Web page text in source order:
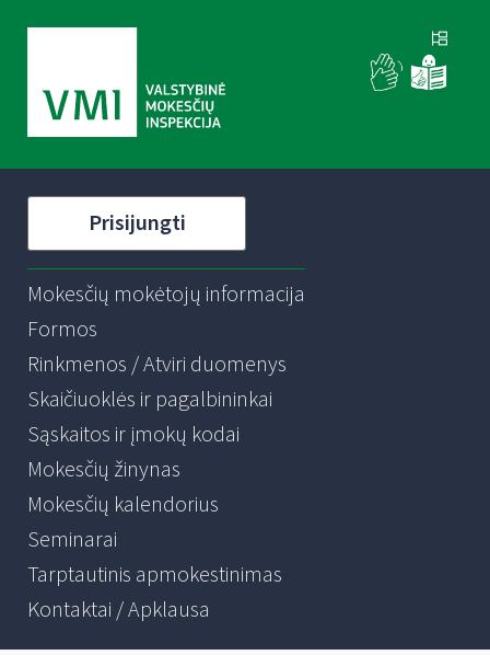
Prisijungti
Mokesčių mokėtojų informacija
Formos
Rinkmenos / Atviri duomenys
Skaičiuoklės ir pagalbininkai
Sąskaitos ir įmokų kodai
Mokesčių žinynas
Mokesčių kalendorius
Seminarai
Tarptautinis apmokestinimas
Kontaktai / Apklausa